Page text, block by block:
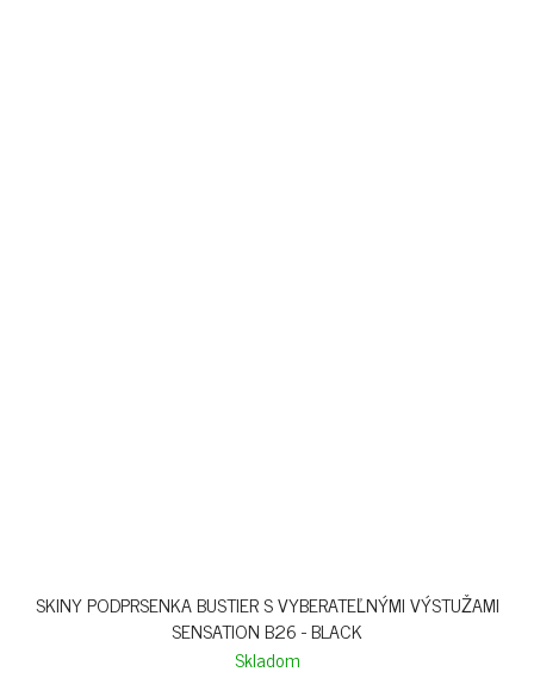
SKINY PODPRSENKA BUSTIER S VYBERATEĽNÝMI VÝSTUŽAMI
SENSATION B26 - BLACK
Skladom